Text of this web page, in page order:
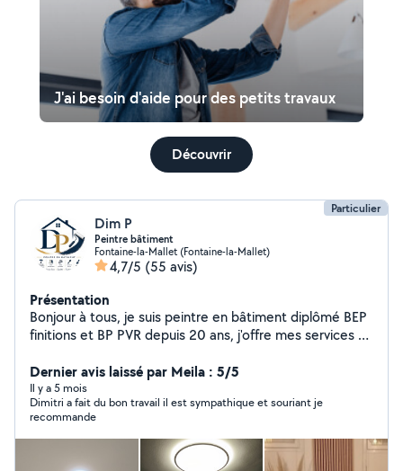
J'ai besoin d'aide pour des petits travaux
Découvrir
Particulier
Dim P
Peintre bâtiment
Fontaine-la-Mallet (Fontaine-la-Mallet)
4,7/5 (55 avis)
Présentation
Bonjour à tous, je suis peintre en bâtiment diplômé BEP
finitions et BP PVR depuis 20 ans, j'offre mes services (
placo ect....voir mes travaux de réalisation en photos) je
suis quelqu'un de sérieux, dynamique, minutieux et
consciencieux, je suis très sociable je suis la pour vous
conseiller si vous êtes intéressé, de plus je suis manuel
aussi dans le bricolage, ( montage de lustres, montages
et démontage de meubles.....
Dernier avis laissé par Meila : 5/5
Il y a 5 mois
Dimitri a fait du bon travail il est sympathique et souriant je
recommande